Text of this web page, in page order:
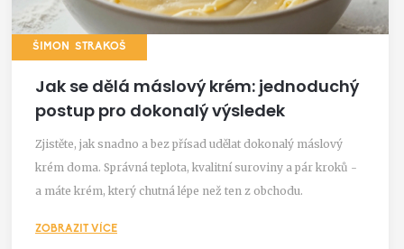
ŠIMON STRAKOŠ
Jak se dělá máslový krém: jednoduchý
postup pro dokonalý výsledek
Zjistěte, jak snadno a bez přísad udělat dokonalý máslový
krém doma. Správná teplota, kvalitní suroviny a pár kroků -
a máte krém, který chutná lépe než ten z obchodu.
ZOBRAZIT VÍCE